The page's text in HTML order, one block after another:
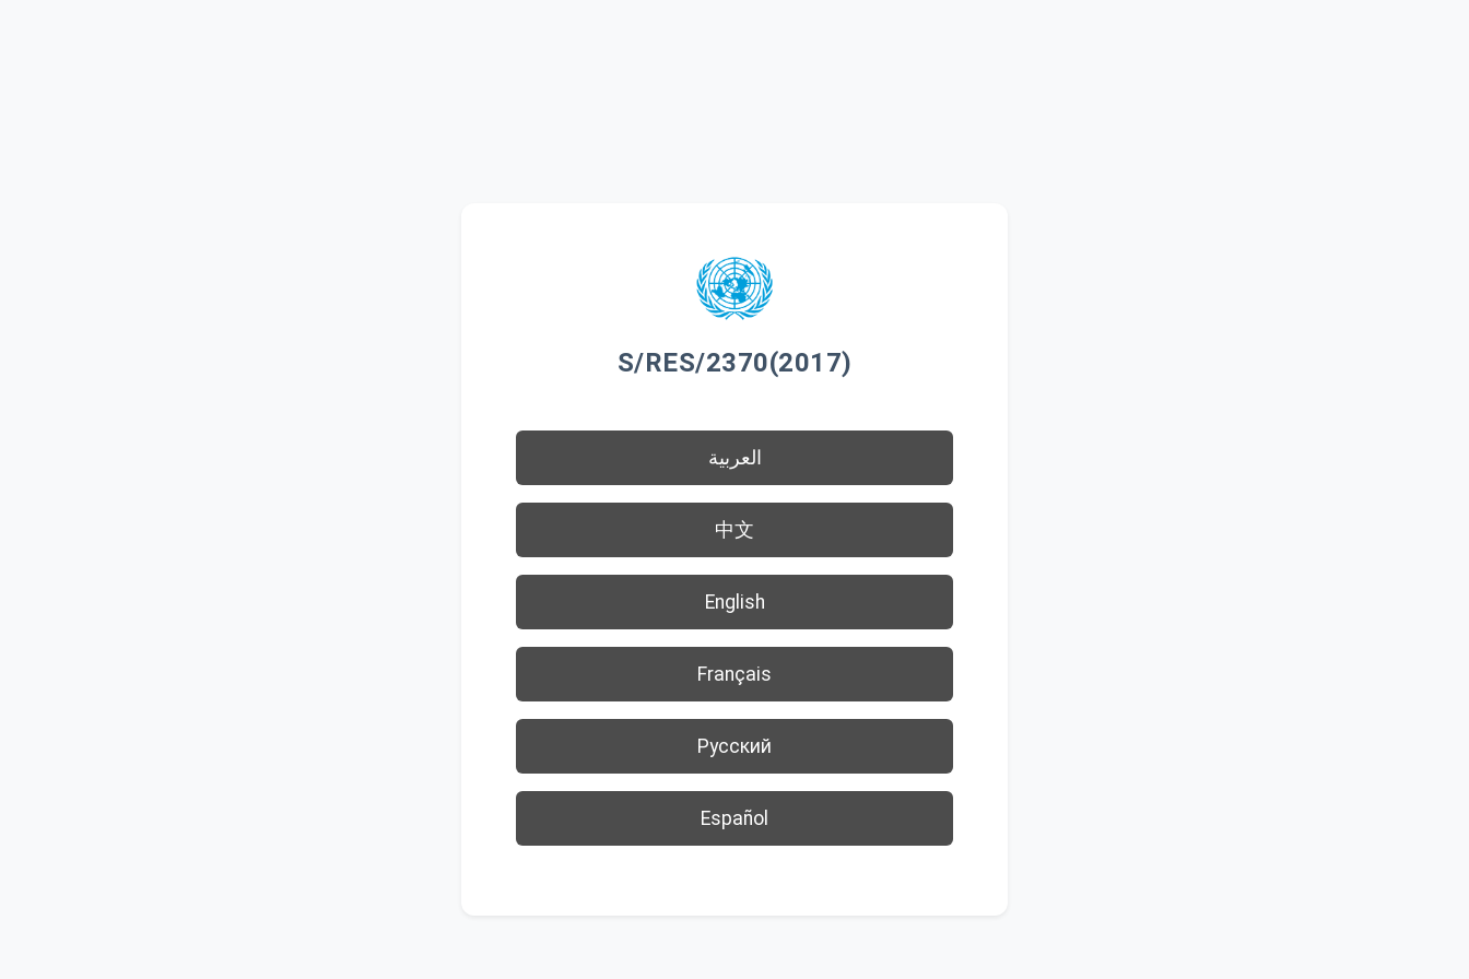
S/RES/2370(2017)
العربية
中文
English
Français
Русский
Español